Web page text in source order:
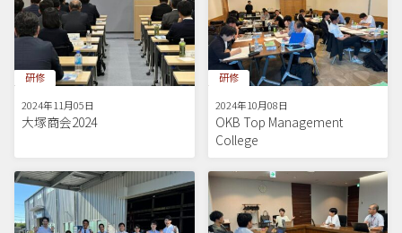
研修
2024年11月05日
大塚商会2024
研修
2024年10月08日
OKB Top Management
College